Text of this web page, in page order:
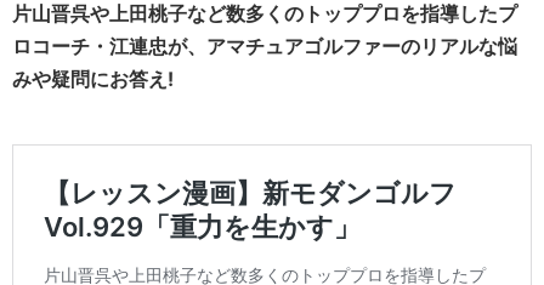
片山晋呉や上田桃子など数多くのトッププロを指導したプ
ロコーチ・江連忠が、アマチュアゴルファーのリアルな悩
みや疑問にお答え!